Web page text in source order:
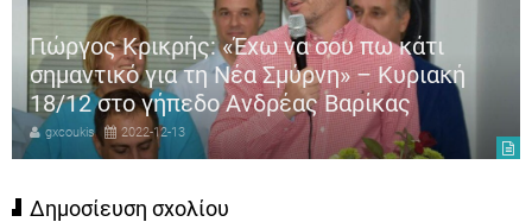
Γιώργος Κρικρής: «Έχω να σου πω κάτι
σημαντικό για τη Νέα Σμύρνη» – Κυριακή
18/12 στο γήπεδο Ανδρέας Βαρίκας
gxcoukis 2022-12-13
Δημοσίευση σχολίου